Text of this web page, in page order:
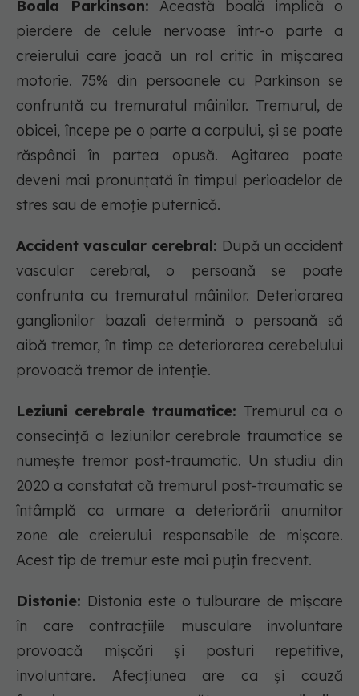
Boala Parkinson: Această boală implică o
pierdere de celule nervoase într-o parte a
creierului care joacă un rol critic în mișcarea
motorie. 75% din persoanele cu Parkinson se
confruntă cu tremuratul mâinilor. Tremurul, de
obicei, începe pe o parte a corpului, și se poate
răspândi în partea opusă. Agitarea poate
deveni mai pronunțată în timpul perioadelor de
stres sau de emoție puternică.
Accident vascular cerebral: După un accident
vascular cerebral, o persoană se poate
confrunta cu tremuratul mâinilor. Deteriorarea
ganglionilor bazali determină o persoană să
aibă tremor, în timp ce deteriorarea cerebelului
provoacă tremor de intenție.
Leziuni cerebrale traumatice: Tremurul ca o
consecință a leziunilor cerebrale traumatice se
numește tremor post-traumatic. Un studiu din
2020 a constatat că tremurul post-traumatic se
întâmplă ca urmare a deteriorării anumitor
zone ale creierului responsabile de mișcare.
Acest tip de tremur este mai puțin frecvent.
Distonie: Distonia este o tulburare de mișcare
în care contracțiile musculare involuntare
provoacă mișcări și posturi repetitive,
involuntare. Afecțiunea are ca și cauză